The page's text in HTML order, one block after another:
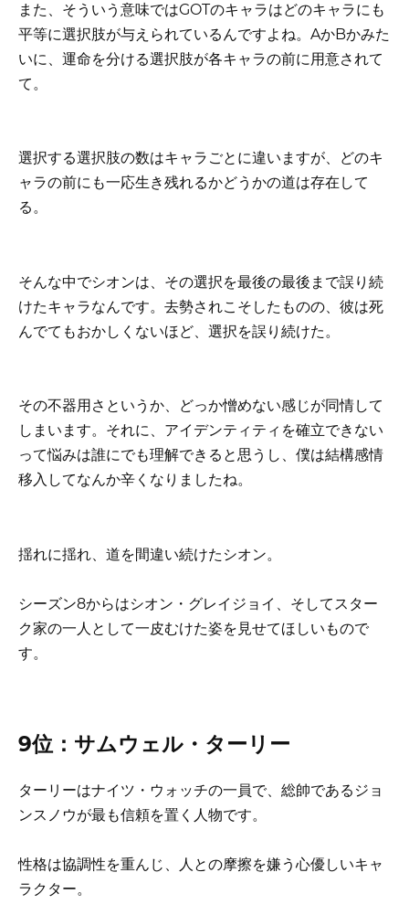
また、そういう意味ではGOTのキャラはどのキャラにも
平等に選択肢が与えられているんですよね。AかBかみた
いに、運命を分ける選択肢が各キャラの前に用意されて
て。
選択する選択肢の数はキャラごとに違いますが、どのキ
ャラの前にも一応生き残れるかどうかの道は存在して
る。
そんな中でシオンは、その選択を最後の最後まで誤り続
けたキャラなんです。去勢されこそしたものの、彼は死
んでてもおかしくないほど、選択を誤り続けた。
その不器用さというか、どっか憎めない感じが同情して
しまいます。それに、アイデンティティを確立できない
って悩みは誰にでも理解できると思うし、僕は結構感情
移入してなんか辛くなりましたね。
揺れに揺れ、道を間違い続けたシオン。
シーズン8からはシオン・グレイジョイ、そしてスター
ク家の一人として一皮むけた姿を見せてほしいもので
す。
9位：サムウェル・ターリー
ターリーはナイツ・ウォッチの一員で、総帥であるジョ
ンスノウが最も信頼を置く人物です。
性格は協調性を重んじ、人との摩擦を嫌う心優しいキャ
ラクター。